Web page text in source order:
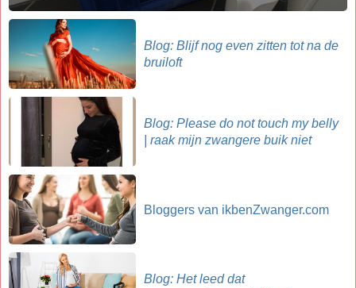
Blog: Blijf nog even zitten tot na de
bruiloft
Blog: Please do not touch my belly
| raak mijn zwangere buik niet
Bloggers van ikbenZwanger.com
Blog: Het leed dat